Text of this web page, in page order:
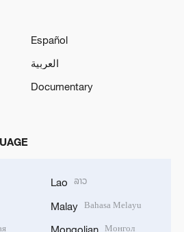
Español
العربية
Documentary
Lao ລາວ
Malay Bahasa Melayu
Mongolian Монгол